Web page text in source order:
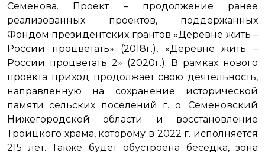
Семенова. Проект – продолжение ранее
реализованных проектов, поддержанных
Фондом президентских грантов «Деревне жить –
России процветать» (2018г.), «Деревне жить –
России процветать 2» (2020г.). В рамках нового
проекта приход продолжает свою деятельность,
направленную на сохранение исторической
памяти сельских поселений г. о. Семеновский
Нижегородской области и восстановление
Троицкого храма, которому в 2022 г. исполняется
215 лет. Также будет обустроена беседка, зона